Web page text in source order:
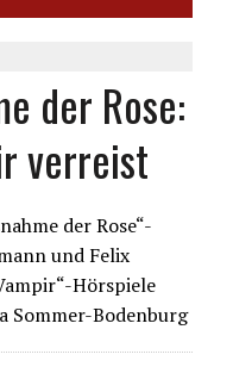
der Rose:
verreist
der Rose“-
und Felix
Hörspiele
Sommer-Bodenburg